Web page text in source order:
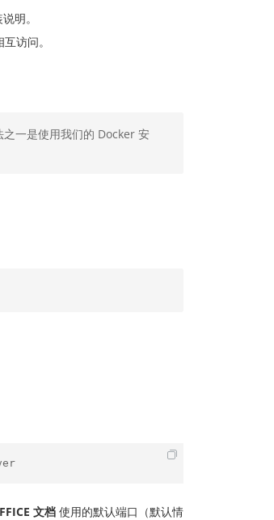
明。
访问。
一是使用我们的 Docker 安
文档 使用的默认端口（默认情